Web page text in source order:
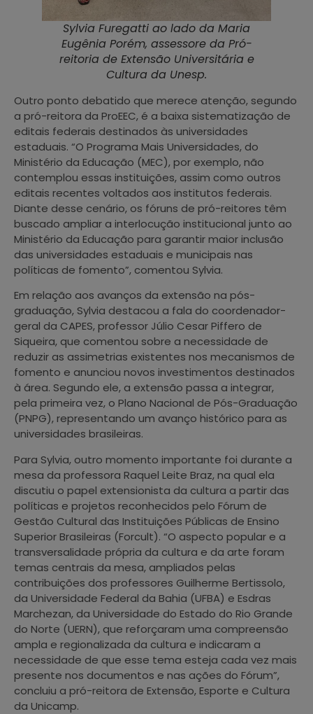
Sylvia Furegatti ao lado da Maria
Eugênia Porém, assessore da Pró-
reitoria de Extensão Universitária e
Cultura da Unesp.
Outro ponto debatido que merece atenção, segundo
a pró-reitora da ProEEC, é a baixa sistematização de
editais federais destinados às universidades
estaduais. “O Programa Mais Universidades, do
Ministério da Educação (MEC), por exemplo, não
contemplou essas instituições, assim como outros
editais recentes voltados aos institutos federais.
Diante desse cenário, os fóruns de pró-reitores têm
buscado ampliar a interlocução institucional junto ao
Ministério da Educação para garantir maior inclusão
das universidades estaduais e municipais nas
políticas de fomento”, comentou Sylvia.
Em relação aos avanços da extensão na pós-
graduação, Sylvia destacou a fala do coordenador-
geral da CAPES, professor Júlio Cesar Piffero de
Siqueira, que comentou sobre a necessidade de
reduzir as assimetrias existentes nos mecanismos de
fomento e anunciou novos investimentos destinados
à área. Segundo ele, a extensão passa a integrar,
pela primeira vez, o Plano Nacional de Pós-Graduação
(PNPG), representando um avanço histórico para as
universidades brasileiras.
Para Sylvia, outro momento importante foi durante a
mesa da professora Raquel Leite Braz, na qual ela
discutiu o papel extensionista da cultura a partir das
políticas e projetos reconhecidos pelo Fórum de
Gestão Cultural das Instituições Públicas de Ensino
Superior Brasileiras (Forcult). “O aspecto popular e a
transversalidade própria da cultura e da arte foram
temas centrais da mesa, ampliados pelas
contribuições dos professores Guilherme Bertissolo,
da Universidade Federal da Bahia (UFBA) e Esdras
Marchezan, da Universidade do Estado do Rio Grande
do Norte (UERN), que reforçaram uma compreensão
ampla e regionalizada da cultura e indicaram a
necessidade de que esse tema esteja cada vez mais
presente nos documentos e nas ações do Fórum”,
concluiu a pró-reitora de Extensão, Esporte e Cultura
da Unicamp.